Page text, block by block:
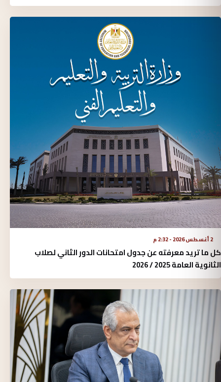
2 أغسطس 2026 - 2:32 م
كل ما تريد معرفته عن جدول امتحانات الدور الثاني لصلاب
الثانوية العامة 2025 / 2026